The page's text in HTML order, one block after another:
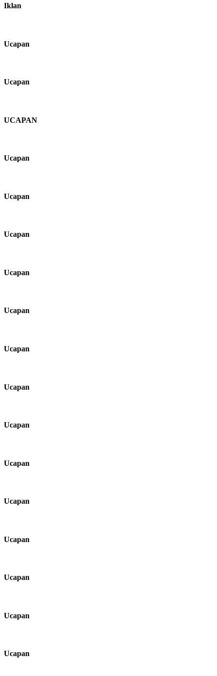
Iklan
Ucapan
Ucapan
UCAPAN
Ucapan
Ucapan
Ucapan
Ucapan
Ucapan
Ucapan
Ucapan
Ucapan
Ucapan
Ucapan
Ucapan
Ucapan
Ucapan
Ucapan